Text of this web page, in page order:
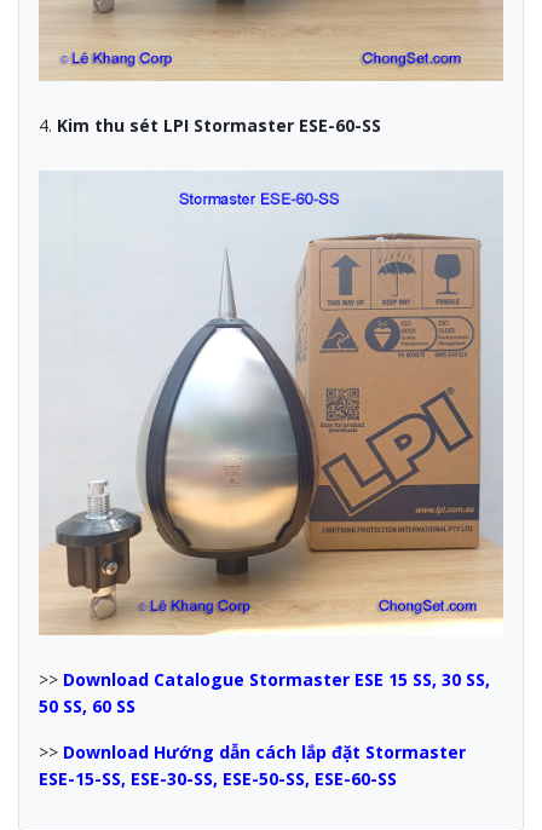
4. Kim thu sét LPI Stormaster ESE-60-SS
>> Download Catalogue Stormaster ESE 15 SS, 30 SS,
50 SS, 60 SS
>> Download Hướng dẫn cách lắp đặt Stormaster
ESE-15-SS, ESE-30-SS, ESE-50-SS, ESE-60-SS